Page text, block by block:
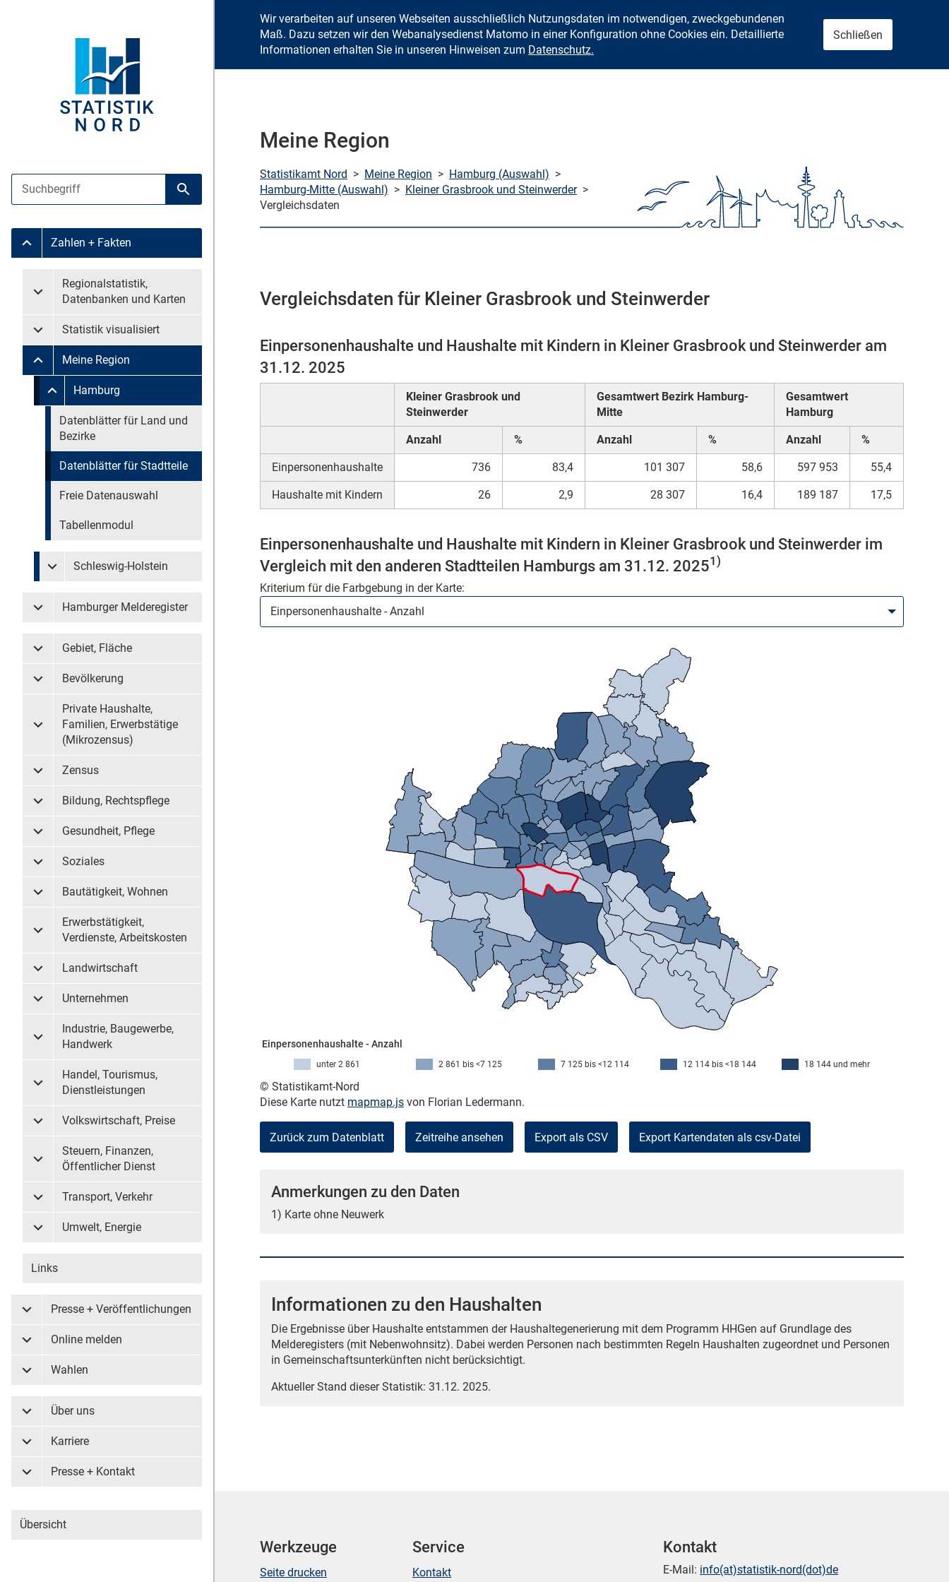
Zum Inhalt springen
Suche
Suche starten
Untermenü Zahlen + Fakten
Zahlen + Fakten
Untermenü überspringen
Untermenü Regionalstatistik, Datenbanken und Karten
Regionalstatistik,
Datenbanken und Karten
Untermenü Statistik visualisiert
Statistik visualisiert
Untermenü Meine Region
Meine Region
Untermenü überspringen
Untermenü Meine Region Hamburg
Hamburg
Untermenü überspringen
Datenblätter für Land und
Bezirke
Datenblätter für Stadtteile
Freie Datenauswahl
Tabellenmodul
Untermenü Meine Region Schleswig-Holstein
Schleswig-Holstein
Untermenü Hamburger Melderegister
Hamburger Melderegister
Untermenü Gebiet, Fläche
Gebiet, Fläche
Untermenü Bevölkerung
Bevölkerung
Untermenü Private Haushalte, Familien, Erwerbstätige (Mikrozensus)
Private Haushalte,
Familien, Erwerbstätige
(Mikrozensus)
Untermenü Zensus
Zensus
Untermenü Bildung, Rechtspflege
Bildung, Rechtspflege
Untermenü Gesundheit, Pflege
Gesundheit, Pflege
Untermenü Soziales
Soziales
Untermenü Bautätigkeit, Wohnen
Bautätigkeit, Wohnen
Untermenü Erwerbstätigkeit, Verdienste, Arbeitskosten
Erwerbstätigkeit,
Verdienste, Arbeitskosten
Untermenü Landwirtschaft
Landwirtschaft
Untermenü Unternehmen
Unternehmen
Untermenü Industrie, Baugewerbe, Handwerk
Industrie, Baugewerbe,
Handwerk
Untermenü Handel, Tourismus, Dienstleistungen
Handel, Tourismus,
Dienstleistungen
Untermenü Volkswirtschaft, Preise
Volkswirtschaft, Preise
Untermenü Steuern, Finanzen, Öffentlicher Dienst
Steuern, Finanzen,
Öffentlicher Dienst
Untermenü Transport, Verkehr
Transport, Verkehr
Untermenü Umwelt, Energie
Umwelt, Energie
Links
Untermenü Presse + Veröffentlichungen
Presse + Veröffentlichungen
Untermenü Online melden
Online melden
Untermenü Wahlen
Wahlen
Untermenü Über uns
Über uns
Untermenü Karriere
Karriere
Untermenü Presse + Kontakt
Presse + Kontakt
Übersicht
Wir verarbeiten auf unseren Webseiten ausschließlich Nutzungsdaten im notwendigen, zweckgebundenen
Maß. Dazu setzen wir den Webanalysedienst Matomo in einer Konfiguration ohne Cookies ein. Detaillierte
Informationen erhalten Sie in unseren Hinweisen zum Datenschutz.
Schließen
Meine Region
Statistikamt Nord > Meine Region > Hamburg (Auswahl) >
Hamburg-Mitte (Auswahl) > Kleiner Grasbrook und Steinwerder >
Vergleichsdaten
Vergleichsdaten für Kleiner Grasbrook und Steinwerder
Einpersonenhaushalte und Haushalte mit Kindern in Kleiner Grasbrook und Steinwerder am
31.12. 2025
Kleiner Grasbrook und
Steinwerder
Gesamtwert Bezirk Hamburg-
Mitte
Gesamtwert
Hamburg
Anzahl % Anzahl % Anzahl %
Einpersonenhaushalte 736 83,4 101 307 58,6 597 953 55,4
Haushalte mit Kindern 26 2,9 28 307 16,4 189 187 17,5
Einpersonenhaushalte und Haushalte mit Kindern in Kleiner Grasbrook und Steinwerder im
Vergleich mit den anderen Stadtteilen Hamburgs am 31.12. 20251)
Kriterium für die Farbgebung in der Karte:
Einpersonenhaushalte - Anzahl
18 144 und mehr
12 114 bis <18 144
7 125 bis <12 114
2 861 bis <7 125
unter 2 861
© Statistikamt-Nord
Diese Karte nutzt mapmap.js von Florian Ledermann.
Zurück zum Datenblatt Zeitreihe ansehen Export als CSV
Anmerkungen zu den Daten
1) Karte ohne Neuwerk
Informationen zu den Haushalten
Die Ergebnisse über Haushalte entstammen der Haushaltegenerierung mit dem Programm HHGen auf Grundlage des
Melderegisters (mit Nebenwohnsitz). Dabei werden Personen nach bestimmten Regeln Haushalten zugeordnet und Personen
in Gemeinschaftsunterkünften nicht berücksichtigt.
Aktueller Stand dieser Statistik: 31.12. 2025.
Werkzeuge
Seite drucken
Service
Kontakt
Kontakt
E-Mail: info(at)statistik-nord(dot)de